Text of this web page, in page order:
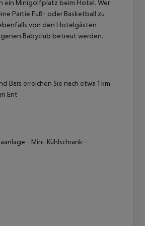
ein Minigolfplatz beim Hotel. Wer
Partie Fuß- oder Basketball zu
von den Hotelgästen
Babyclub betreut werden.
erreichen Sie nach etwa 1 km.
Ent
- Mini-Kühlschrank -